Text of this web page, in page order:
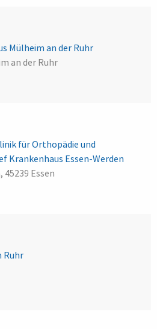
Mülheim an der Ruhr
an der Ruhr
für Orthopädie und
Krankenhaus Essen-Werden
Essen
Ruhr